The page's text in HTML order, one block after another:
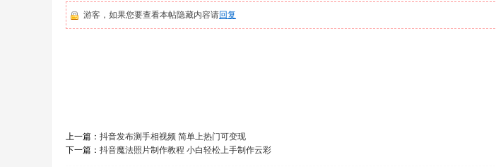
游客，如果您要查看本帖隐藏内容请回复
上一篇： 抖音发布测手相视频 简单上热门可变现
下一篇： 抖音魔法照片制作教程 小白轻松上手制作云彩